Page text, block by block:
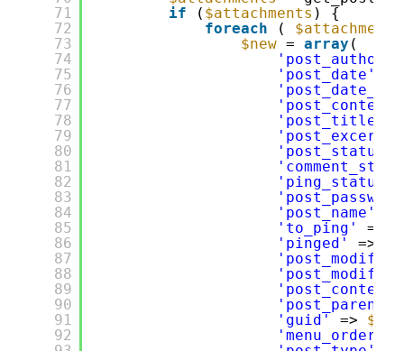
71
72
73
74
75
76
77
78
79
80
81
82
83
84
85
86
87
88
89
90
91
92
if
( $attachments ) {
foreach
( $attachments
$new = array (
'post_author'
'post_date'
'post_content'
'post_title'
'post_excerpt'
'post_status'
'ping_status'
'post_name'
'to_ping'
=>
'pinged'
=>
'post_parent'
'guid'
=>
'menu_order'